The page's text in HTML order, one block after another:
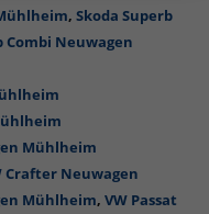
, Skoda Superb
Combi Neuwagen
Mühlheim
Crafter Neuwagen
Mühlheim, VW Passat